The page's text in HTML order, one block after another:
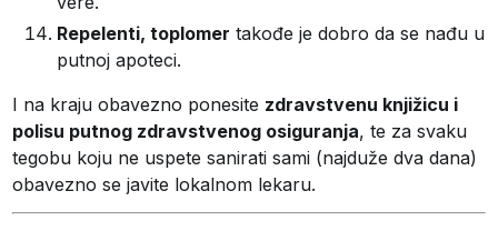
Repelenti, toplomer takođe je dobro da se nađu u
putnoj apoteci.
I na kraju obavezno ponesite zdravstvenu knjižicu i
polisu putnog zdravstvenog osiguranja, te za svaku
tegobu koju ne uspete sanirati sami (najduže dva dana)
obavezno se javite lokalnom lekaru.